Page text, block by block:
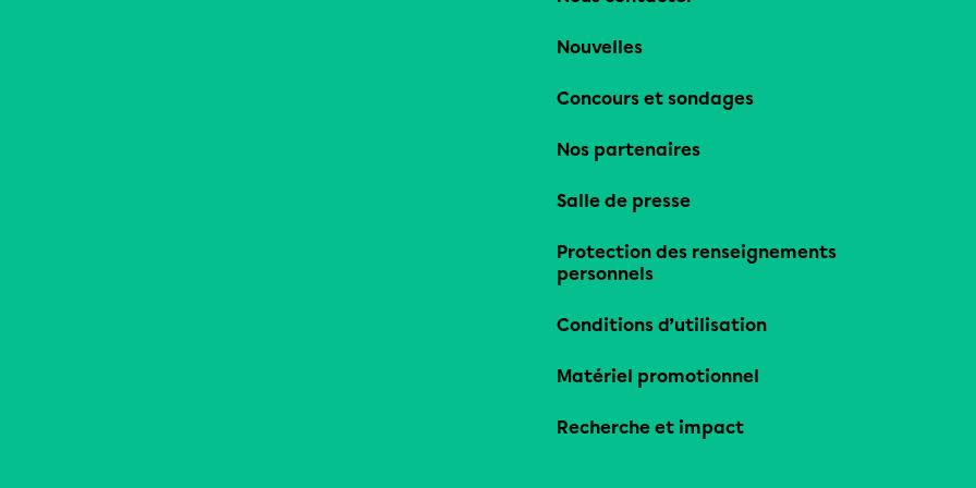
Nouvelles
Concours et sondages
Nos partenaires
Salle de presse
Protection des renseignements
personnels
Conditions d’utilisation
Matériel promotionnel
Recherche et impact